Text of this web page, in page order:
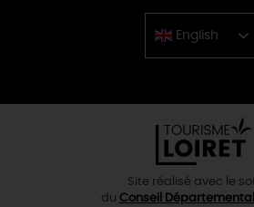
English
Chinese
Site réalisé avec le
du Conseil